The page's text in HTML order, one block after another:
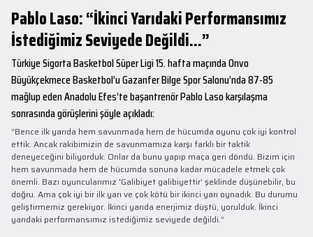
Pablo Laso: “İkinci Yarıdaki Performansımız
İstediğimiz Seviyede Değildi...”
Türkiye Sigorta Basketbol Süper Ligi 15. hafta maçında Onvo
Büyükçekmece Basketbol’u Gazanfer Bilge Spor Salonu’nda 87-85
mağlup eden Anadolu Efes’te başantrenör Pablo Laso karşılaşma
sonrasında görüşlerini şöyle açıkladı:
“Bence ilk yarıda hem savunmada hem de hücumda oyunu çok iyi kontrol
ettik. Ancak rakibimizin de savunmamıza karşı farklı bir taktik
deneyeceğini biliyorduk. Onlar da bunu yapıp maça geri döndü. Bizim için
hem savunmada hem de hücumda sonuna kadar mücadele etmek çok
önemli. Bazı oyuncularımız 'Galibiyet galibiyettir' şeklinde düşünebilir, bu
doğru. Ama çok iyi bir ilk yarı ve çok kötü bir ikinci yarı oynadık. Bu durumu
geliştirmemiz gerekiyor. İkinci yarıda enerjimiz düştü, yorulduk. İkinci
yarıdaki performansımız istediğimiz seviyede değildi.”